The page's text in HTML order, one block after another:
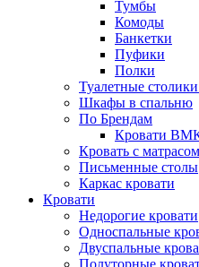
Тумбы
Комоды
Банкетки
Пуфики
Полки
Туалетные
Шкафы в спальню
По Брендам
Кровати
Кровать с матрасом
Письменные столы
Каркас кровати
Кровати
Недорогие кровати
Односпальные
Двуспальные
Полуторные